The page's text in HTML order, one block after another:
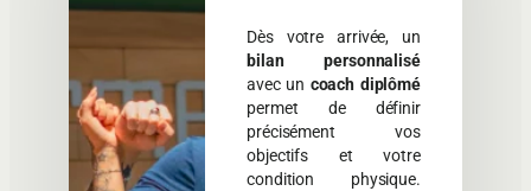
Dès votre arrivée, un
bilan personnalisé
avec un coach diplômé
permet de définir
précisément vos
objectifs et votre
condition physique.